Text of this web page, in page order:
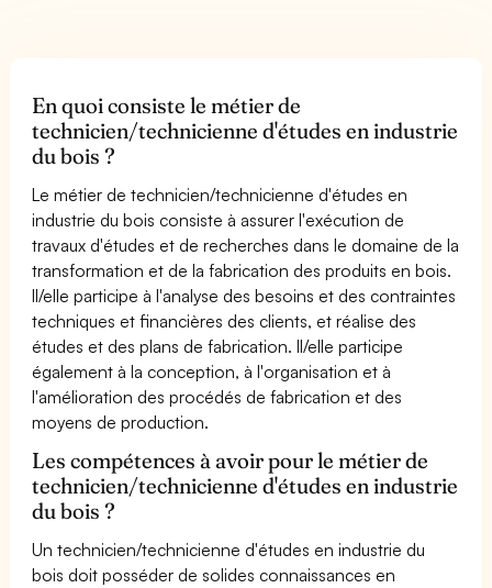
En quoi consiste le métier de
technicien/technicienne d'études en industrie
du bois ?
Le métier de technicien/technicienne d'études en
industrie du bois consiste à assurer l'exécution de
travaux d'études et de recherches dans le domaine de la
transformation et de la fabrication des produits en bois.
Il/elle participe à l'analyse des besoins et des contraintes
techniques et financières des clients, et réalise des
études et des plans de fabrication. Il/elle participe
également à la conception, à l'organisation et à
l'amélioration des procédés de fabrication et des
moyens de production.
Les compétences à avoir pour le métier de
technicien/technicienne d'études en industrie
du bois ?
Un technicien/technicienne d'études en industrie du
bois doit posséder de solides connaissances en